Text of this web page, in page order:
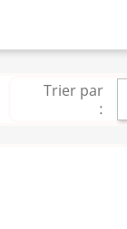
Trier par
: